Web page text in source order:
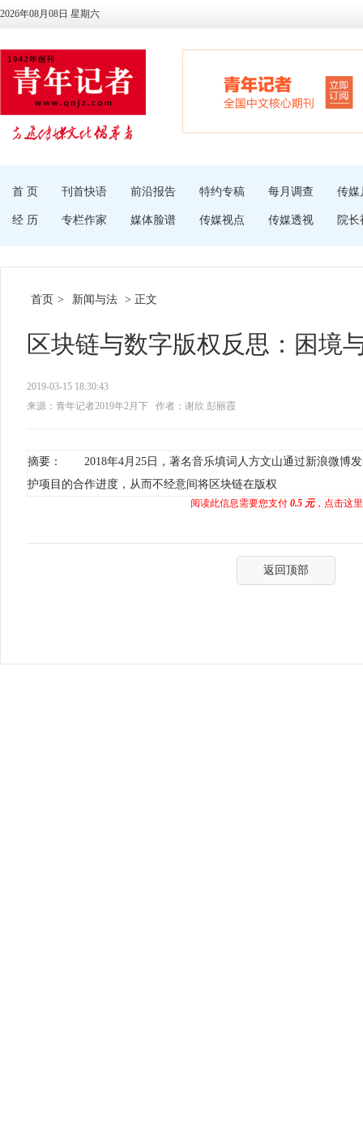
2026年08月08日 星期六
首 页 刊首快语 前沿报告 特约专稿 每月调查 传媒
经 历 专栏作家 媒体脸谱 传媒视点 传媒透视 院长
首页 > 新闻与法 > 正文
区块链与数字版权反思：困境
2019-03-15 18:30:43
来源：青年记者2019年2月下
作者：谢欣 彭丽霞
摘要： 2018年4月25日，著名音乐填词人方文山通过新浪微博
护项目的合作进度，从而不经意间将区块链在版权
阅读此信息需要您支付 0.5 元，点击这
返回顶部